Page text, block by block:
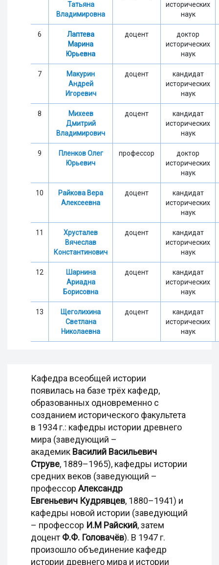
Татьяна
Владимировна
исторических
наук
6
Лаптева
Марина
Юрьевна
доцент
доктор
исторических
наук
7
Макурин
Андрей
Игоревич
доцент
кандидат
исторических
наук
8
Михеев
Дмитрий
Владимирович
доцент
кандидат
исторических
наук
9
Пленков Олег
Юрьевич
профессор
доктор
исторических
наук
10
Райкова Вера
Алексеевна
доцент
кандидат
исторических
наук
11
Хрусталев
Вячеслав
Константинович
доцент
кандидат
исторических
наук
12
Шарнина
Ариадна
Борисовна
доцент
кандидат
исторических
наук
13
Щеголихина
Светлана
Николаевна
доцент
кандидат
исторических
наук
Кафедра всеобщей истории
появилась на базе трёх кафедр,
образованных одновременно с
созданием исторического факультета
в 1934 г.: кафедры истории древнего
мира (заведующий –
академик Василий Васильевич
Струве, 1889–1965), кафедры истории
средних веков (заведующий –
профессор Александр
Евгеньевич Кудрявцев, 1880–1941) и
кафедры новой истории (заведующий
– профессор И.М Райский, затем
доцент Ф.Ф. Головачёв). В 1947 г.
произошло объединение кафедр
истории древнего мира и истории